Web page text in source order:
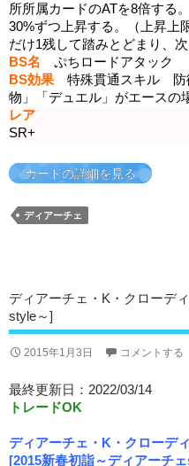
所所属カードのATを8倍する
30%ずつ上昇する。（上昇上
だけ1残して踏みとどまり、
BS名 ぷちロードアタック
BS効果 特殊貫通スキル 防
物」「デュエル」がエースの
レア
SR+
カードの詳細を見る
ディアーチェ
ディアーチェ・K・クローデ
style～]
2015年1月3日 コメントする
最終更新日：2022/03/14
トレードOK
ディアーチェ・K・クローデ
[2015新春初詣～ディアーチ